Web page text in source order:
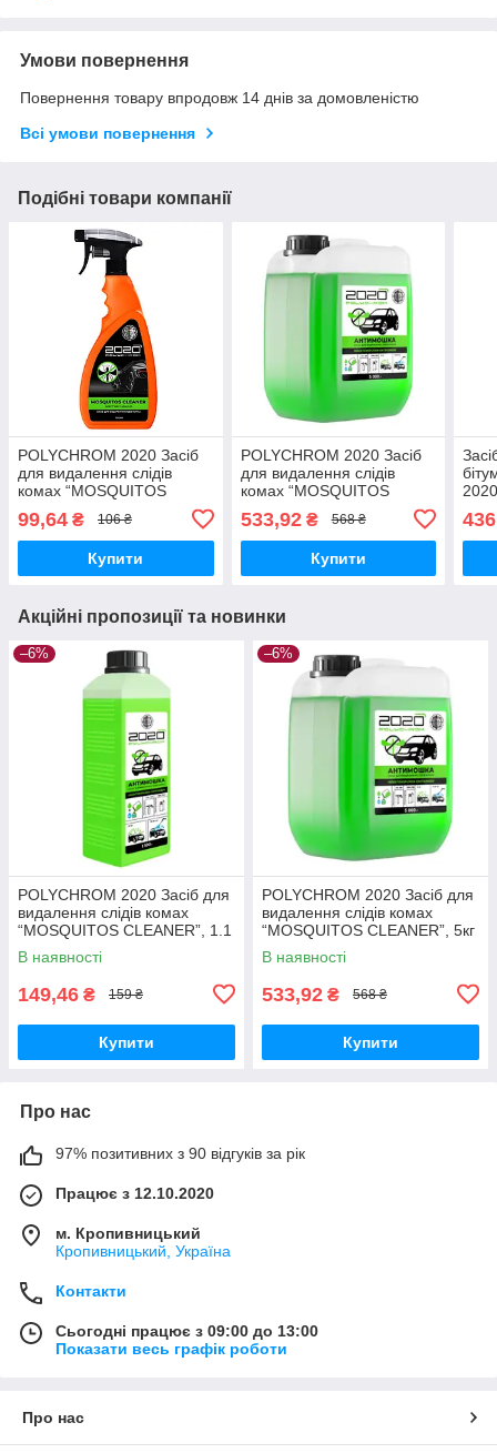
Умови повернення
Повернення товару впродовж 14 днів за домовленістю
Всі умови повернення
Подібні товари компанії
POLYCHROM 2020 Засіб
для видалення слідів
комах “MOSQUITOS
99,64 ₴ 106 ₴
Купити
POLYCHROM 2020 Засіб
для видалення слідів
комах “MOSQUITOS
533,92₴ 568 ₴
Купити
Акційні пропозиції та новинки
–6%
POLYCHROM 2020 Засіб для
видалення слідів комах
“MOSQUITOS CLEANER”, 1.1
кг
В наявності
149,46 ₴ 159 ₴
Купити
–6%
POLYCHROM 2020 Засіб для
видалення слідів комах
“MOSQUITOS CLEANER”, 5кг
В наявності
533,92 ₴ 568 ₴
Купити
Про нас
97% позитивних з 90 відгуків за рік
Працює з 12.10.2020
м. Кропивницький
Кропивницький, Україна
Контакти
Сьогодні працює з 09:00 до 13:00
Показати весь графік роботи
Про нас